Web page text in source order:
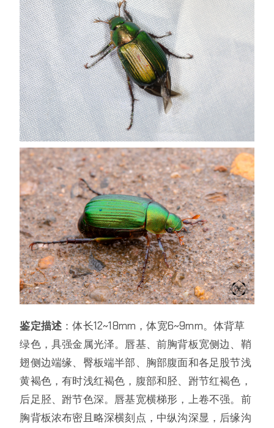
鉴定描述 ：体长12~18mm，体宽6~9mm。体背草
绿色，具强金属光泽。唇基、前胸背板宽侧边、鞘
翅侧边端缘、臀板端半部、胸部腹面和各足股节浅
黄褐色，有时浅红褐色，腹部和胫、跗节红褐色，
后足胫、跗节色深。唇基宽横梯形，上卷不强。前
胸背板浓布密且略深横刻点，中纵沟深显，后缘沟